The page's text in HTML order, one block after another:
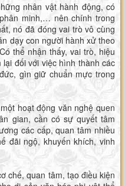
nhân vật hành động, có
minh,… nên chính trong
nó đã đóng vai trò vô cùng
dạy con người hành xử theo
thể nhận thấy, vai trò, hiệu
đối với việc hình thành các
gìn giữ chuẩn mực trong
hoạt động văn nghệ quen
gian, cần có sự quyết tâm
các cấp, quan tâm nhiều
đãi ngộ, khuyến khích, vinh
quan tâm, tạo điều kiện